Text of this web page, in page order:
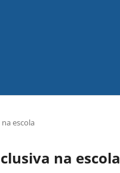
escola
na escola